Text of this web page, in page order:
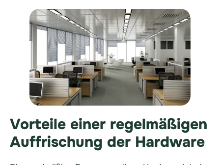
Vorteile einer regelmäßigen
Auffrischung der Hardware